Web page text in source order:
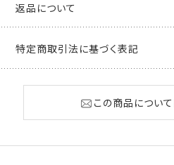
返品について
特定商取引法に基づく表記
この商品につい